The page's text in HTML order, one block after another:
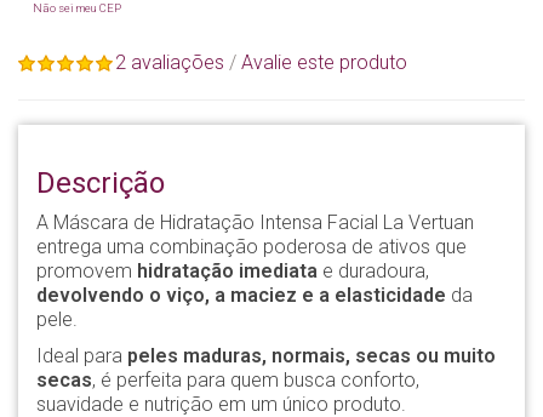
Não sei meu CEP
2 avaliações / Avalie este produto
Descrição
A Máscara de Hidratação Intensa Facial La Vertuan
entrega uma combinação poderosa de ativos que
promovem hidratação imediata e duradoura,
devolvendo o viço, a maciez e a elasticidade da
pele.
Ideal para peles maduras, normais, secas ou muito
secas, é perfeita para quem busca conforto,
suavidade e nutrição em um único produto.